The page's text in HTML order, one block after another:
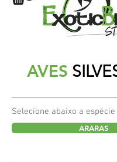
AVES
Selecione abaixo a
ARARAS